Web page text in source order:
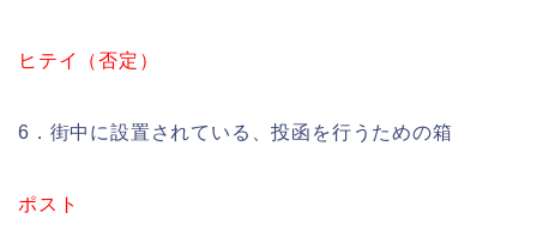
ヒテイ（否定）
6．街中に設置されている、投函を行うための箱
ポスト